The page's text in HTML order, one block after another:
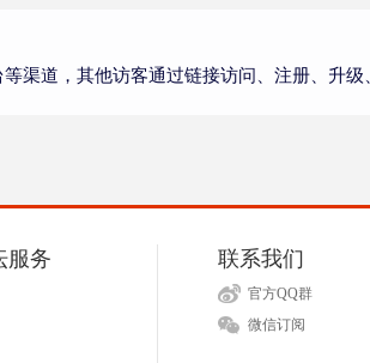
渠道，其他访客通过链接访问、注册、升
服务 联系我们
官方QQ群
微信订阅